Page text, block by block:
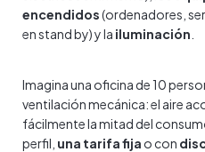
encendidos(ordenadores,
en stand by) y la iluminación
Imagina una oficina de 10
ventilación mecánica: el aire
fácilmente la mitad del
perfil, una tarifa fija o con